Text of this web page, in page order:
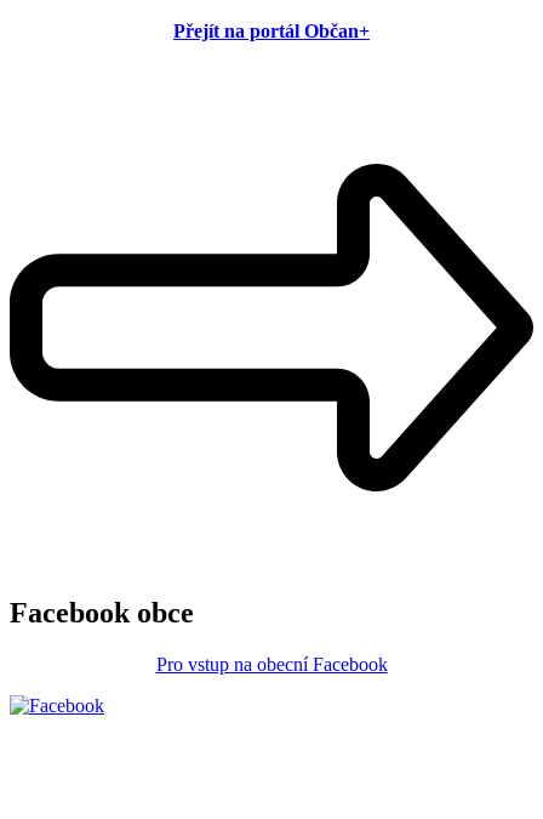
Přejít na portál Občan+
Facebook obce
Pro vstup na obecní Facebook